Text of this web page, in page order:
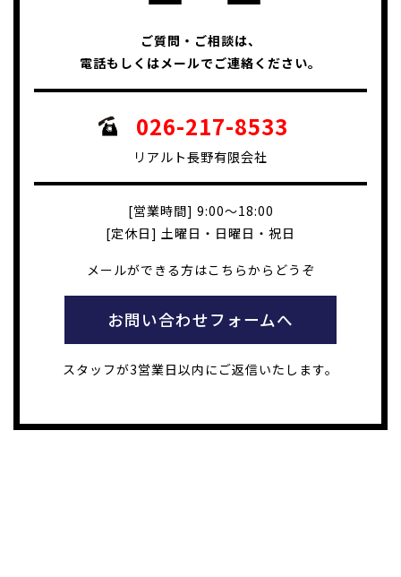
ご質問・ご相談は、
電話もしくはメールでご連絡ください。
026-217-8533
リアルト長野有限会社
[営業時間] 9:00～18:00
[定休日] 土曜日・日曜日・祝日
メールができる方はこちらからどうぞ
お問い合わせフォームへ
スタッフが3営業日以内にご返信いたします。